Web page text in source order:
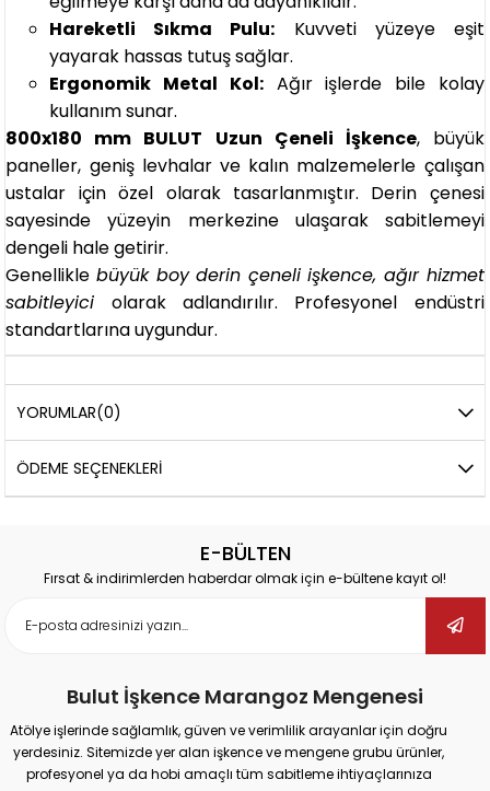
Hareketli Sıkma Pulu: Kuvveti yüzeye eşit
yayarak hassas tutuş sağlar.
Ergonomik Metal Kol:Ağır işlerde bile kolay
kullanım sunar.
800x180 mm BULUT Uzun Çeneli İşkence, büyük
paneller, geniş levhalar ve kalın malzemelerle çalışan
ustalar için özel olarak tasarlanmıştır. Derin çenesi
sayesinde yüzeyin merkezine ulaşarak sabitlemeyi
dengeli hale getirir.
Genelliklebüyük boy derin çeneli işkence, ağır hizmet
sabitleyici olarak adlandırılır. Profesyonel endüstri
standartlarına uygundur.
YORUMLAR(0)
ÖDEME SEÇENEKLERI
E-BÜLTEN
Fırsat & indirimlerden haberdar olmak için e-bültene kayıt ol!
Bulut İşkence Marangoz Mengenesi
Atölye işlerinde sağlamlık, güven ve verimlilik arayanlar için doğru
yerdesiniz. Sitemizde yer alan işkence ve mengene grubu ürünler,
profesyonel ya da hobi amaçlı tüm sabitleme ihtiyaçlarınıza